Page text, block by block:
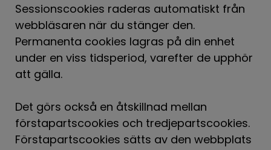
Sessionscookies raderas automatiskt från
webbläsaren när du stänger den.
Permanenta cookies lagras på din enhet
under en viss tidsperiod, varefter de upphör
att gälla.
Det görs också en åtskillnad mellan
förstapartscookies och tredjepartscookies.
Förstapartscookies sätts av den webbplats